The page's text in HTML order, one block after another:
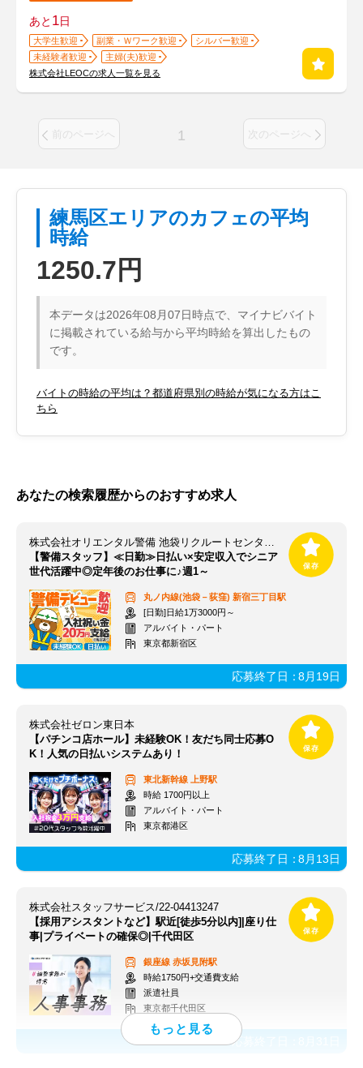
あと 1日
大学生歓迎 副業・Ｗワーク歓迎
シルバー歓迎
未経験者歓迎
主婦(夫)歓迎
株式会社LEOCの求人一覧を見る
前のページへ 1 次のページへ
練馬区エリアのカフェの平均
時給
1250.7円
本データは2026年08月07日時点で、マイナビバイト
に掲載されている給与から平均時給を算出したもの
です。
バイトの時給の平均は？都道府県別の時給が気になる方はこ
ちら
あなたの検索履歴からのおすすめ求人
株式会社オリエンタル警備 池袋リクルートセンター（勤務地：新宿三丁目エリア）
【警備スタッフ】≪日勤≫日払い×安定収入でシニア
世代活躍中◎定年後のお仕事に♪週1～
丸ノ内線(池袋－荻窪) 新宿三丁目駅
[日勤]日給1万3000円～
アルバイト・パート
東京都新宿区
応募終了日：8月19日
株式会社ゼロン東日本
【パチンコ店ホール】未経験OK！友だち同士応募O
K！人気の日払いシステムあり！
東北新幹線
上野駅
時給 1700円以上
アルバイト・パート
東京都港区
応募終了日：8月13日
株式会社スタッフサービス/22-04413247
【採用アシスタントなど】駅近[徒歩5分以内]|座り仕
事|プライベートの確保◎|千代田区
銀座線 赤坂見附駅
時給1750円+交通費支給
派遣社員
東京都千代田区
応募終了日：